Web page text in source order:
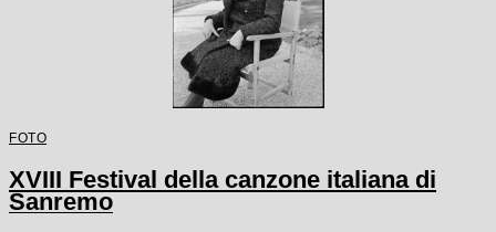
FOTO
XVIII Festival della canzone italiana di
Sanremo